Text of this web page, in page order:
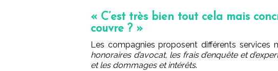
« C’est très bien tout cela mais
couvre ? »
Les compagnies proposent différents services
honoraires d’avocat, les frais d’enquête et
et les dommages et intérêts.